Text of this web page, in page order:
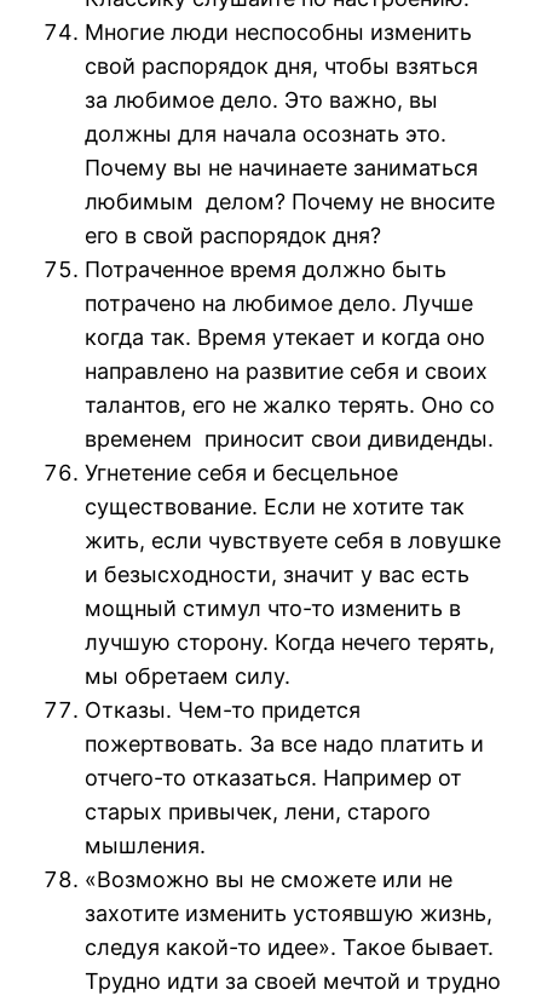
Многие люди неспособны изменить
свой распорядок дня, чтобы взяться
за любимое дело. Это важно, вы
должны для начала осознать это.
Почему вы не начинаете заниматься
любимым делом? Почему не вносите
его в свой распорядок дня?
Потраченное время должно быть
потрачено на любимое дело. Лучше
когда так. Время утекает и когда оно
направлено на развитие себя и своих
талантов, его не жалко терять. Оно со
временем приносит свои дивиденды.
Угнетение себя и бесцельное
существование. Если не хотите так
жить, если чувствуете себя в ловушке
и безысходности, значит у вас есть
мощный стимул что-то изменить в
лучшую сторону. Когда нечего терять,
мы обретаем силу.
Отказы. Чем-то придется
пожертвовать. За все надо платить и
отчего-то отказаться. Например от
старых привычек, лени, старого
мышления.
«Возможно вы не сможете или не
захотите изменить устоявшую жизнь,
следуя какой-то идее». Такое бывает.
Трудно идти за своей мечтой и трудно